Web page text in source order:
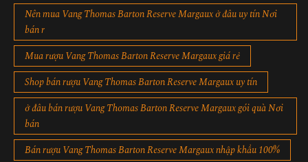
Nên mua Vang Thomas Barton Reserve Margaux ở đâu uy tín Nơi
bán r
Mua rượu Vang Thomas Barton Reserve Margaux giá rẻ
Shop bán rượu Vang Thomas Barton Reserve Margaux uy tín
ở đâu bán rượu Vang Thomas Barton Reserve Margaux gói quà Nơi
bán
Bán rượu Vang Thomas Barton Reserve Margaux nhập khẩu 100%